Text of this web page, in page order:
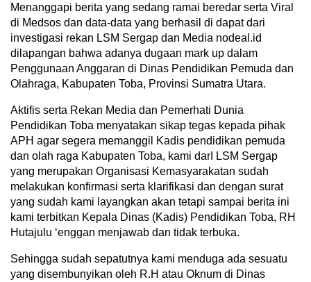
Menanggapi berita yang sedang ramai beredar serta Viral
di Medsos dan data-data yang berhasil di dapat dari
investigasi rekan LSM Sergap dan Media nodeal.id
dilapangan bahwa adanya dugaan mark up dalam
Penggunaan Anggaran di Dinas Pendidikan Pemuda dan
Olahraga, Kabupaten Toba, Provinsi Sumatra Utara.
Aktifis serta Rekan Media dan Pemerhati Dunia
Pendidikan Toba menyatakan sikap tegas kepada pihak
APH agar segera memanggil Kadis pendidikan pemuda
dan olah raga Kabupaten Toba, kami darI LSM Sergap
yang merupakan Organisasi Kemasyarakatan sudah
melakukan konfirmasi serta klarifikasi dan dengan surat
yang sudah kami layangkan akan tetapi sampai berita ini
kami terbitkan Kepala Dinas (Kadis) Pendidikan Toba, RH
Hutajulu ‘enggan menjawab dan tidak terbuka.
Sehingga sudah sepatutnya kami menduga ada sesuatu
yang disembunyikan oleh R.H atau Oknum di Dinas